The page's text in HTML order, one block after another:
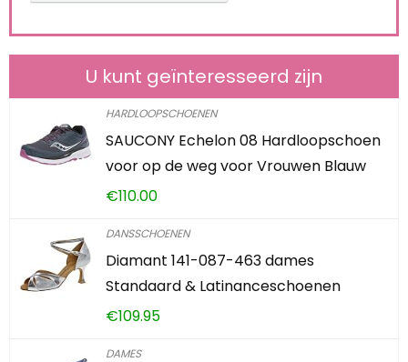
U kunt geïnteresseerd zijn
HARDLOOPSCHOENEN
SAUCONY Echelon 08 Hardloopschoen
voor op de weg voor Vrouwen Blauw
€110.00
DANSSCHOENEN
Diamant 141-087-463 dames
Standaard & Latinanceschoenen
€109.95
DAMES